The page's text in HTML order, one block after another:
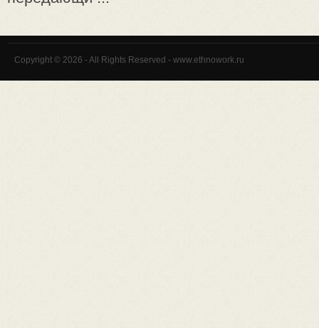
Copyright © 2026 - All Rights Reserved - www.ethnowork.ru